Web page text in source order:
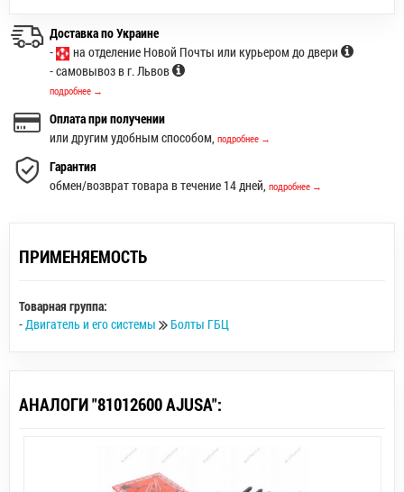
Доставка по Украине
-
на отделение Новой Почты или курьером до двери
- самовывоз в г. Львов
подробнее →
Оплата при получении
или другим удобным способом, подробнее →
Гарантия
обмен/возврат товара в течение 14 дней, подробнее →
ПРИМЕНЯЕМОСТЬ
Товарная группа:
-Двигатель и его системы Болты ГБЦ
АНАЛОГИ "81012600 AJUSA":